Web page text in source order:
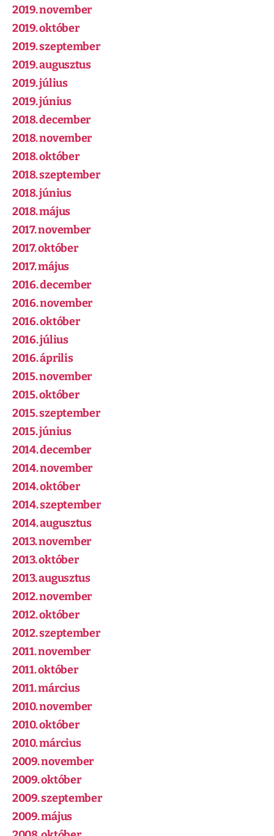
2019. november
2019. október
2019. szeptember
2019. augusztus
2019. július
2019. június
2018. december
2018. november
2018. október
2018. szeptember
2018. június
2018. május
2017. november
2017. október
2017. május
2016. december
2016. november
2016. október
2016. július
2016. április
2015. november
2015. október
2015. szeptember
2015. június
2014. december
2014. november
2014. október
2014. szeptember
2014. augusztus
2013. november
2013. október
2013. augusztus
2012. november
2012. október
2012. szeptember
2011. november
2011. október
2011. március
2010. november
2010. október
2010. március
2009. november
2009. október
2009. szeptember
2009. május